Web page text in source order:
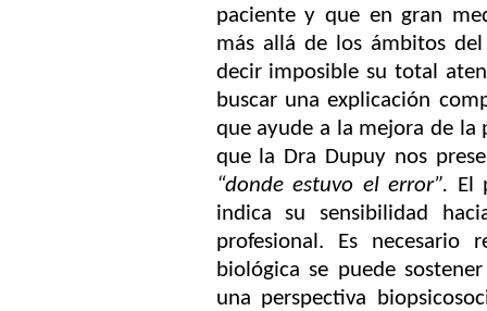
paciente y que en gran
más allá de los ámbitos
decir imposible su total
buscar una explicación
que ayude a la mejora de la
que la Dra Dupuy nos
“donde estuvo el error”. El
indica su sensibilidad
profesional. Es
biológica se puede
una perspectiva